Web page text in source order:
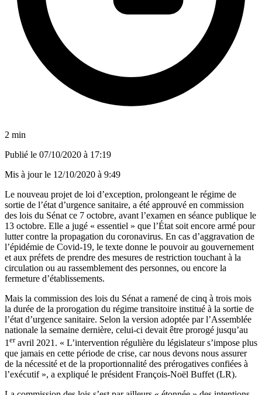
2 min
Publié le 07/10/2020 à 17:19
Mis à jour le 12/10/2020 à 9:49
Le nouveau projet de loi d’exception, prolongeant le régime de
sortie de l’état d’urgence sanitaire, a été approuvé en commission
des lois du Sénat ce 7 octobre, avant l’examen en séance publique le
13 octobre. Elle a jugé « essentiel » que l’État soit encore armé pour
lutter contre la propagation du coronavirus. En cas d’aggravation de
l’épidémie de Covid-19, le texte donne le pouvoir au gouvernement
et aux préfets de prendre des mesures de restriction touchant à la
circulation ou au rassemblement des personnes, ou encore la
fermeture d’établissements.
Mais la commission des lois du Sénat a ramené de cinq à trois mois
la durée de la prorogation du régime transitoire institué à la sortie de
l’état d’urgence sanitaire. Selon la version adoptée par l’Assemblée
nationale la semaine dernière, celui-ci devait être prorogé jusqu’au
1 eravril 2021. « L’intervention régulière du législateur s’impose plus
que jamais en cette période de crise, car nous devons nous assurer
de la nécessité et de la proportionnalité des prérogatives confiées à
l’exécutif », a expliqué le président François-Noël Buffet (LR).